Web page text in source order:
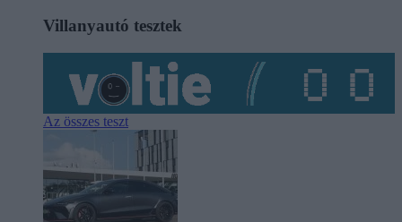
Villanyautó tesztek
Az összes teszt